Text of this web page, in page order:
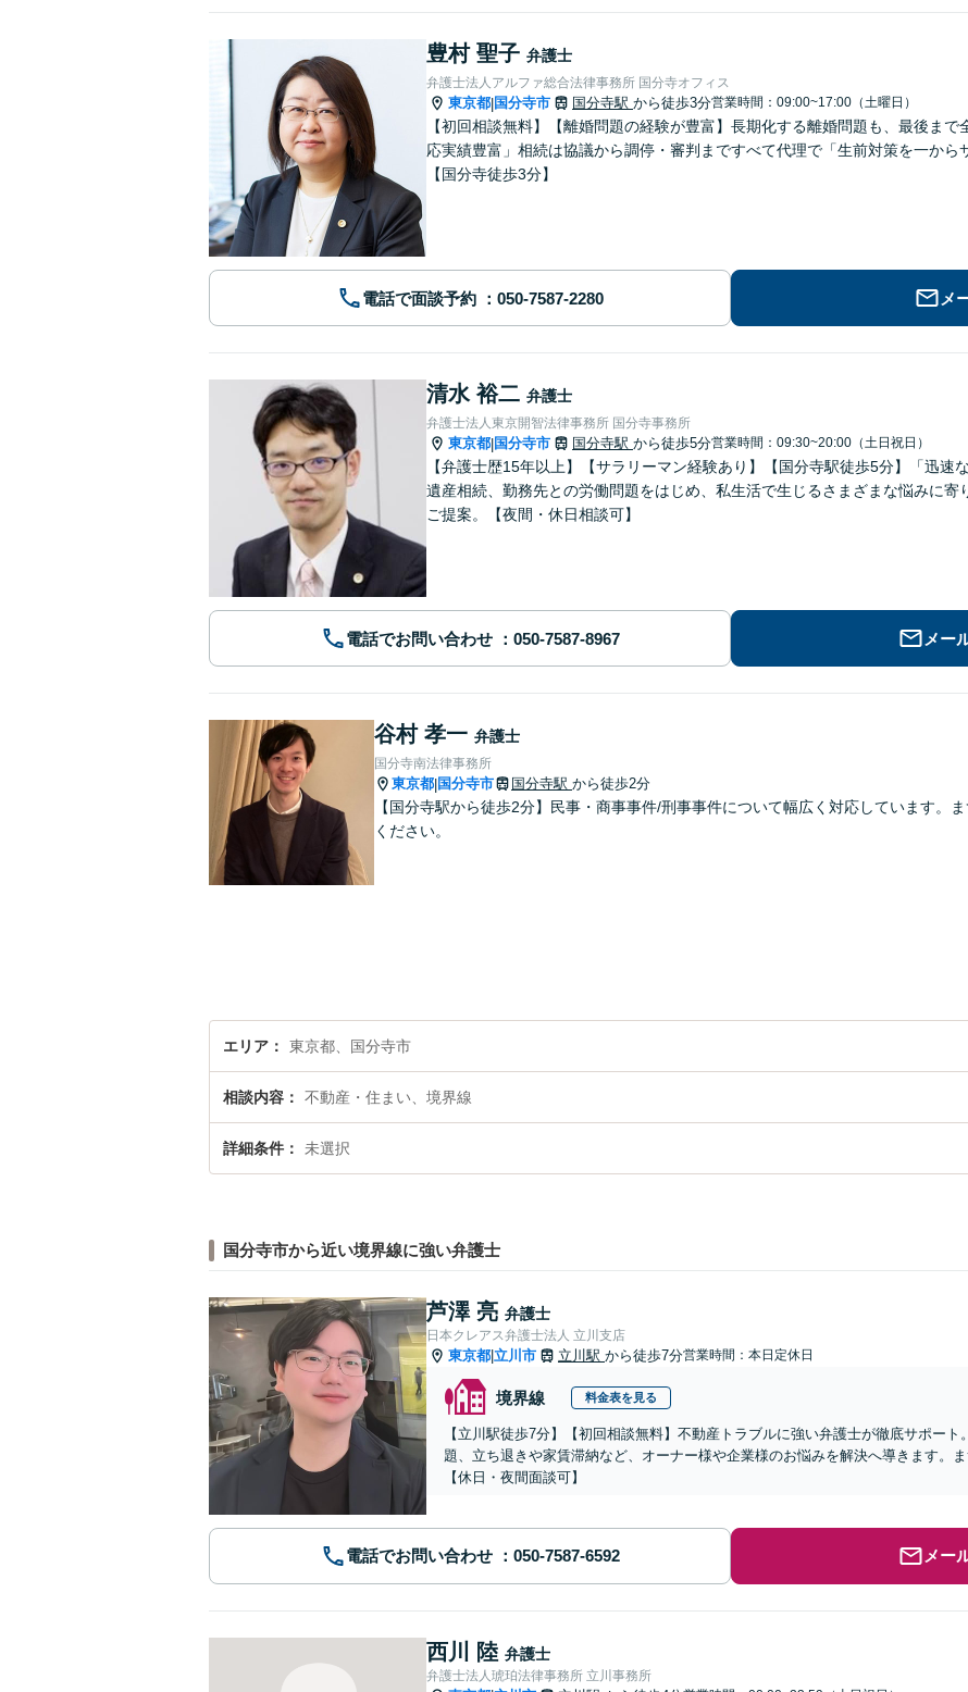
豊村 聖子 弁護士
弁護士法人アルファ総合法律事務所 国分寺オフィス
東京都|国分寺市 国分寺駅 から徒歩3分営業時間：09:00~17:00（土曜日）
【初回相談無料】【離婚問題の経験が豊富】長期化する離婚問題も、最後ま
応実績豊富」相続は協議から調停・審判まですべて代理で「生前対策を一か
【国分寺徒歩3分】
電話で面談予約 メ
清水 裕二 弁護士
弁護士法人東京開智法律事務所 国分寺事務所
東京都|国分寺市 国分寺駅 から徒歩5分営業時間：09:30~20:00（土日祝日）
【弁護士歴15年以上】【サラリーマン経験あり】【国分寺駅徒歩5分】「迅速
遺産相続、勤務先との労働問題をはじめ、私生活で生じるさまざまな悩みに
ご提案。【夜間・休日相談可】
電話でお問い合わせ メー
谷村 孝一 弁護士
国分寺南法律事務所
東京都|国分寺市 国分寺駅 から徒歩2分
【国分寺駅から徒歩2分】民事・商事事件/刑事事件について幅広く対応しています。
ください。
エリア 東京都、国分寺市
相談内容 不動産・住まい、境界線
詳細条件 未選択
国分寺市から近い境界線に強い弁護士
芦澤 亮 弁護士
日本クレアス弁護士法人 立川支店
東京都 立川市 立川駅 から徒歩7分営業時間：本日定休日
境界線 料金表を見る
【立川駅徒歩7分】【初回相談無料】不動産トラブルに強い弁護士が徹底サポー
題、立ち退きや家賃滞納など、オーナー様や企業様のお悩みを解決へ導きます。
【休日・夜間面談可】
電話でお問い合わせ メー
西川 陸 弁護士
弁護士法人琥珀法律事務所 立川事務所